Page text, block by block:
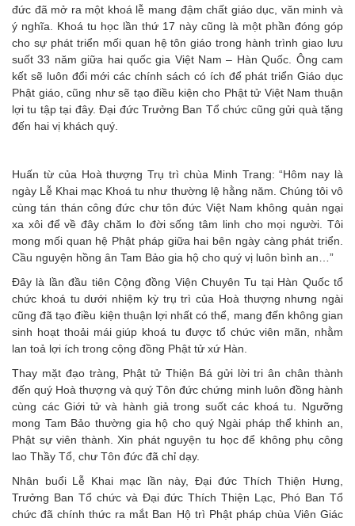
đức đã mở ra một khoá lễ mang đậm chất giáo dục, văn minh và
ý nghĩa. Khoá tu học lần thứ 17 này cũng là một phần đóng góp
cho sự phát triển mối quan hệ tôn giáo trong hành trình giao lưu
suốt 33 năm giữa hai quốc gia Việt Nam – Hàn Quốc. Ông cam
kết sẽ luôn đổi mới các chính sách có ích để phát triển Giáo dục
Phật giáo, cũng như sẽ tạo điều kiện cho Phật tử Việt Nam thuận
lợi tu tập tại đây. Đại đức Trưởng Ban Tổ chức cũng gửi quà tặng
đến hai vị khách quý.
Huấn từ của Hoà thượng Trụ trì chùa Minh Trang: “Hôm nay là
ngày Lễ Khai mạc Khoá tu như thường lệ hằng năm. Chúng tôi vô
cùng tán thán công đức chư tôn đức Việt Nam không quản ngại
xa xôi để về đây chăm lo đời sống tâm linh cho mọi người. Tôi
mong mối quan hệ Phật pháp giữa hai bên ngày càng phát triển.
Cầu nguyện hồng ân Tam Bảo gia hộ cho quý vị luôn bình an…”
Đây là lần đầu tiên Cộng đồng Viện Chuyên Tu tại Hàn Quốc tổ
chức khoá tu dưới nhiệm kỳ trụ trì của Hoà thượng nhưng ngài
cũng đã tạo điều kiện thuận lợi nhất có thể, mang đến không gian
sinh hoạt thoải mái giúp khoá tu được tổ chức viên mãn, nhằm
lan toả lợi ích trong cộng đồng Phật tử xứ Hàn.
Thay mặt đạo tràng, Phật tử Thiện Bá gửi lời tri ân chân thành
đến quý Hoà thượng và quý Tôn đức chứng minh luôn đồng hành
cùng các Giới tử và hành giả trong suốt các khoá tu. Ngưỡng
mong Tam Bảo thường gia hộ cho quý Ngài pháp thể khinh an,
Phật sự viên thành. Xin phát nguyện tu học để không phụ công
lao Thầy Tổ, chư Tôn đức đã chỉ dạy.
Nhân buổi Lễ Khai mạc lần này, Đại đức Thích Thiện Hưng,
Trưởng Ban Tổ chức và Đại đức Thích Thiện Lạc, Phó Ban Tổ
chức đã chính thức ra mắt Ban Hộ trì Phật pháp chùa Viên Giác